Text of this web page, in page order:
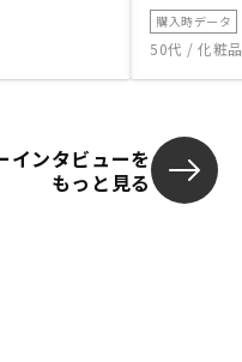
購入時データ
50代 / 化粧
インタビューを
もっと見る